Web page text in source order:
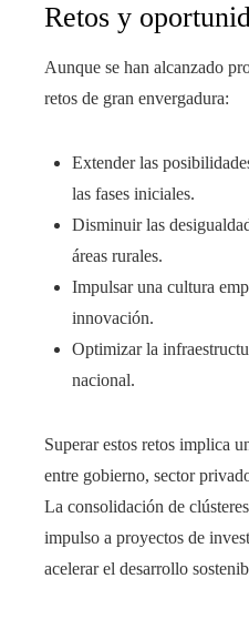
Retos y
Aunque se han alcanzado
retos de gran envergadura:
Extender las
las fases iniciales.
Disminuir las
áreas rurales.
Impulsar una cultura
innovación.
Optimizar la
nacional.
Superar estos retos implica
entre gobierno, sector
La consolidación de
impulso a proyectos de
acelerar el desarrollo